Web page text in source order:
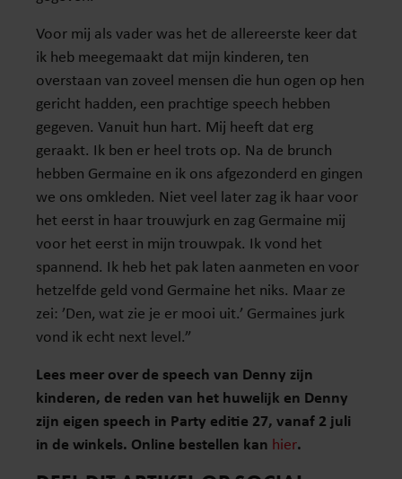
Voor mij als vader was het de allereerste keer dat
ik heb meegemaakt dat mijn kinderen, ten
overstaan van zoveel mensen die hun ogen op hen
gericht hadden, een prachtige speech hebben
gegeven. Vanuit hun hart. Mij heeft dat erg
geraakt. Ik ben er heel trots op. Na de brunch
hebben Germaine en ik ons afgezonderd en gingen
we ons omkleden. Niet veel later zag ik haar voor
het eerst in haar trouwjurk en zag Germaine mij
voor het eerst in mijn trouwpak. Ik vond het
spannend. Ik heb het pak laten aanmeten en voor
hetzelfde geld vond Germaine het niks. Maar ze
zei: ’Den, wat zie je er mooi uit.’ Germaines jurk
vond ik echt next level.”
Lees meer over de speech van Denny zijn
kinderen, de reden van het huwelijk en Denny
zijn eigen speech in Party editie 27, vanaf 2 juli
in de winkels. Online bestellen kan hier.